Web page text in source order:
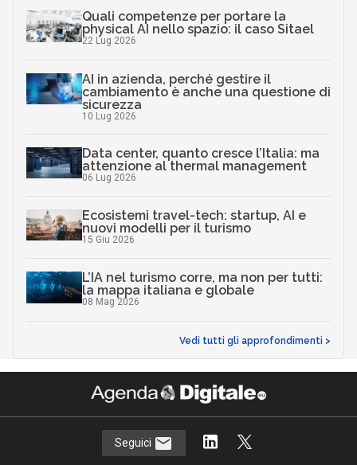
Quali competenze per portare la
physical AI nello spazio: il caso Sitael
22 Lug 2026
AI in azienda, perché gestire il
cambiamento è anche una questione di
sicurezza
10 Lug 2026
Data center, quanto cresce l’Italia: ma
attenzione al thermal management
06 Lug 2026
Ecosistemi travel-tech: startup, AI e
nuovi modelli per il turismo
15 Giu 2026
L’IA nel turismo corre, ma non per tutti:
la mappa italiana e globale
08 Mag 2026
Vedi tutti gli approfondimenti >
Seguici